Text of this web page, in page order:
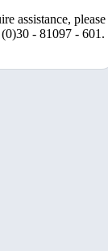
assistance, please
- 81097 - 601.